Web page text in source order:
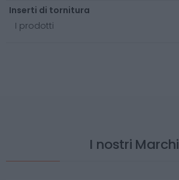
Inserti di tornitura
I prodotti
I nostri Marchi